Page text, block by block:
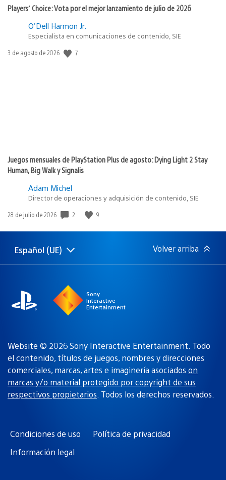
Players’ Choice: Vota por el mejor lanzamiento de julio de 2026
O'Dell Harmon Jr.
Especialista en comunicaciones de contenido, SIE
Fecha
3 de agosto de 2026 7
Juegos mensuales de PlayStation Plus de agosto: Dying Light 2 Stay
Human, Big Walk y Signalis
Adam Michel
Director de operaciones y adquisición de contenido, SIE
Fecha
publicación:
28 de julio de 2026 2 9
Selecciona
una
Región
actual:
Español (UE) Volver arriba
Sony
Interactive
Entertainment
Website © 2026 Sony Interactive Entertainment. Todo
el contenido, títulos de juegos, nombres y direcciones
comerciales, marcas, artes e imaginería asociados on
marcas y/o material protegido por copyright de sus
respectivos propietarios. Todos los derechos reservados.
Condiciones de uso
Política de privacidad
Información legal